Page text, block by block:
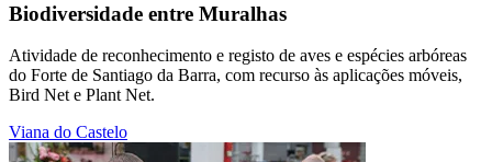
Biodiversidade entre Muralhas
Atividade de reconhecimento e registo de aves e espécies arbóreas
do Forte de Santiago da Barra, com recurso às aplicações móveis,
Bird Net e Plant Net.
Viana do Castelo